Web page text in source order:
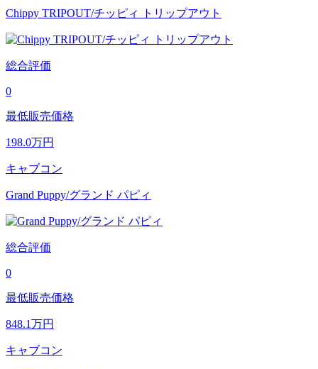
Chippy TRIPOUT/チッピィ トリップアウト
総合評価
0
最低販売価格
198.0万円
キャブコン
Grand Puppy/グランド パピィ
総合評価
0
最低販売価格
848.1万円
キャブコン